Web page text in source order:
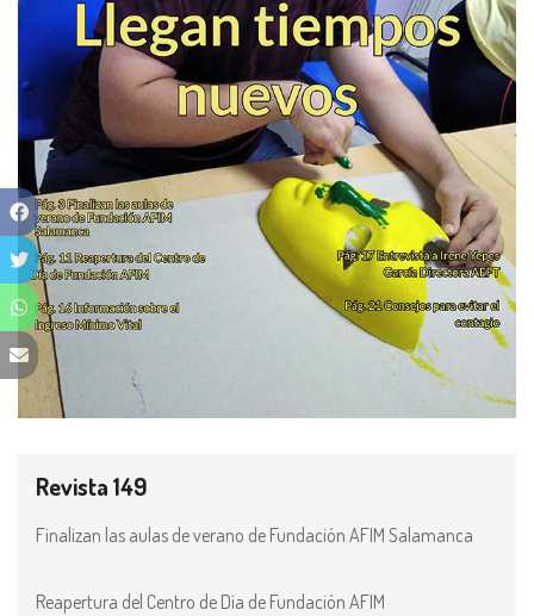
Revista 149
Finalizan las aulas de verano de Fundación AFIM Salamanca
Reapertura del Centro de Día de Fundación AFIM